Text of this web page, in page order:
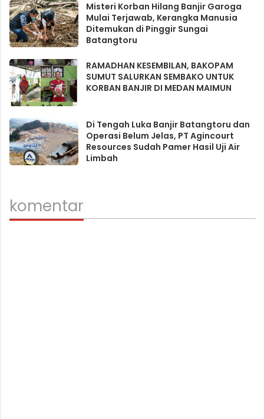
Misteri Korban Hilang Banjir Garoga
Mulai Terjawab, Kerangka Manusia
Ditemukan di Pinggir Sungai
Batangtoru
RAMADHAN KESEMBILAN, BAKOPAM
SUMUT SALURKAN SEMBAKO UNTUK
KORBAN BANJIR DI MEDAN MAIMUN
Di Tengah Luka Banjir Batangtoru dan
Operasi Belum Jelas, PT Agincourt
Resources Sudah Pamer Hasil Uji Air
Limbah
komentar